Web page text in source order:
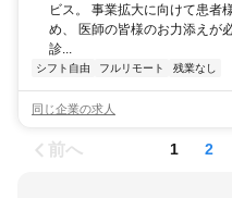
ビス。 事業拡大に向けて患者
め、 医師の皆様のお力添えが
診...
シフト自由 フルリモート 残業なし
同じ企業の求人
前へ 1 2